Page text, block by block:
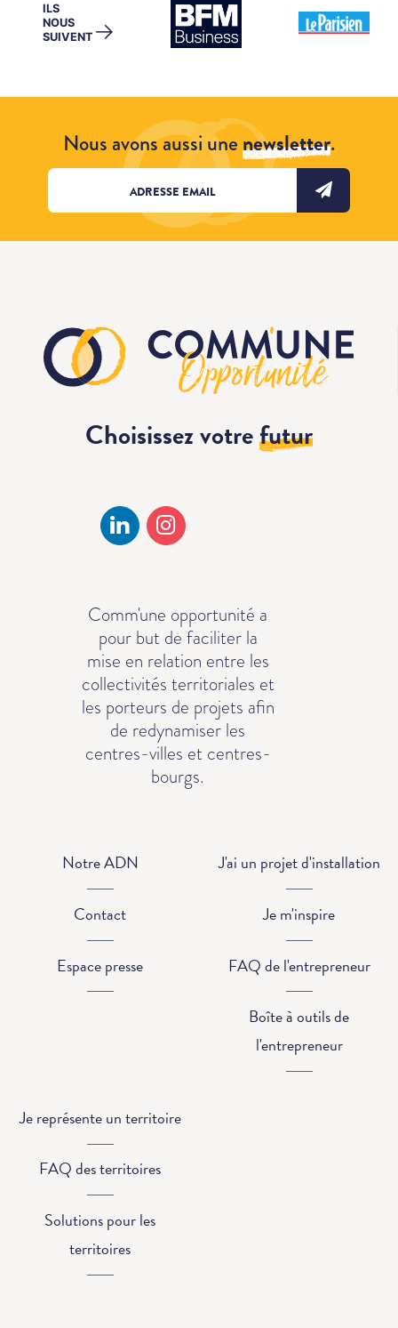
ILS
NOUS
SUIVENT →
Nous avons aussi unenewsletter.
Choisissez votrefutur
Comm'une opportunité a
pour but de faciliter la
mise en relation entre les
collectivités territoriales et
les porteurs de projets afin
de redynamiser les
centres-villes et centres-
bourgs.
Notre ADN
Contact
Espace presse
J'ai un projet d'installation
Je m'inspire
FAQ de l'entrepreneur
Boîte à outils de
l'entrepreneur
Je représente un territoire
FAQ des territoires
Solutions pour les
territoires